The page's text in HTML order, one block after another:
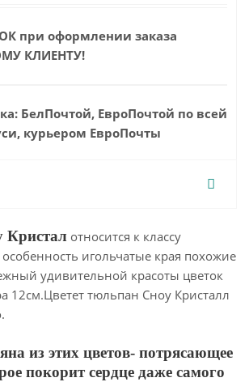
при оформлении заказа
КЛИЕНТУ!
БелПочтой, ЕвроПочтой по всей
курьером ЕвроПочты
Кристал относится к классу
игольчатые края похожие
удивительной красоты цветок
12см.Цветет тюльпан Сноу Кристалл
из этих цветов- потрясающее
покорит сердце даже самого